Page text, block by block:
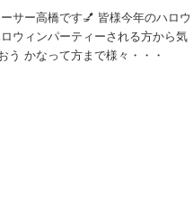
サー高橋です💅 皆様今年のハロウ
ウィンパーティーされる方から気
う かなって方まで様々・・・